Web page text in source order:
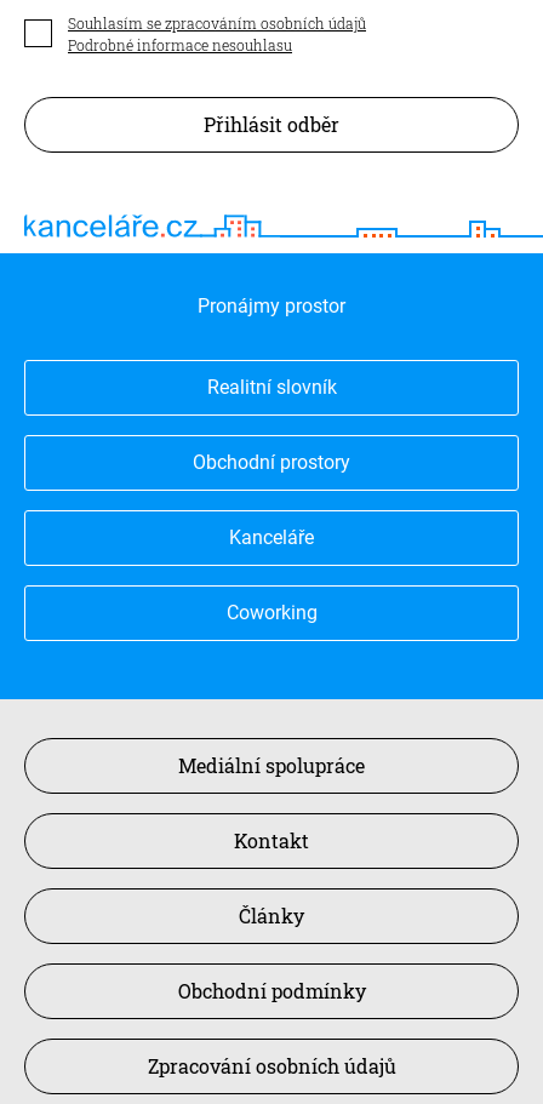
Souhlasím se zpracováním osobních údajů
Podrobné informace nesouhlasu
Přihlásit odběr
Pronájmy prostor
Realitní slovník
Obchodní prostory
Kanceláře
Coworking
Mediální spolupráce
Kontakt
Články
Obchodní podmínky
Zpracování osobních údajů